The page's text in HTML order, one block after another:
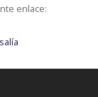
enlace: